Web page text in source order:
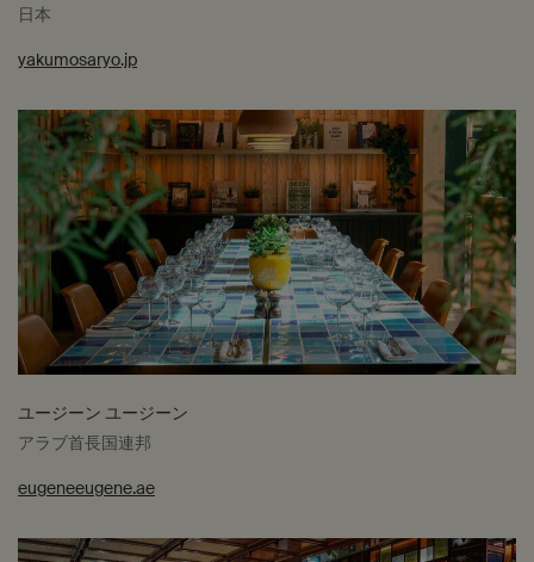
日本
yakumosaryo.jp
ユージーン ユージーン
アラブ首長国連邦
eugeneeugene.ae